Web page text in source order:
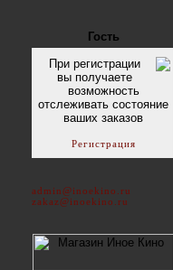
Гость
При регистрации
вы получаете
возможность
отслеживать состояние
ваших заказов
Регистрация
admin@inoekino.ru
zakaz@inoekino.ru